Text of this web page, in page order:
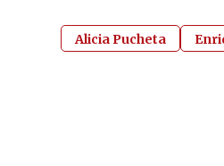
Alicia Pucheta